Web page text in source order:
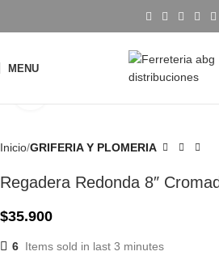
MENU
Inicio GRIFERIA Y PLOMERIA
Regadera Redonda 8″
$35.900
6 Items sold in last 3 minutes